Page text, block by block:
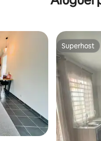
Superhost
Superhost